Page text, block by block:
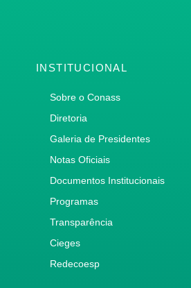
INSTITUCIONAL
Sobre o Conass
Diretoria
Galeria de Presidentes
Notas Oficiais
Documentos Institucionais
Programas
Transparência
Cieges
Redecoesp